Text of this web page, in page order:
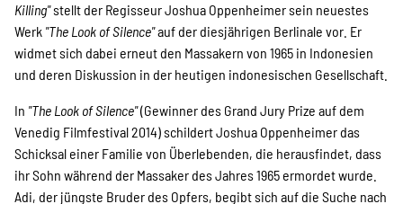
Stellenangebote
Werde Mitglied
Newsletter abonnieren
Killing"stellt der Regisseur Joshua Oppenheimer sein neuestes
Werk "The Look of Silence"auf der diesjährigen Berlinale vor. Er
widmet sich dabei erneut den Massakern von 1965 in Indonesien
und deren Diskussion in der heutigen indonesischen Gesellschaft.
In "The Look of Silence"(Gewinner des Grand Jury Prize auf dem
Venedig Filmfestival 2014) schildert Joshua Oppenheimer das
Schicksal einer Familie von Überlebenden, die herausfindet, dass
ihr Sohn während der Massaker des Jahres 1965 ermordet wurde.
Adi, der jüngste Bruder des Opfers, begibt sich auf die Suche nach